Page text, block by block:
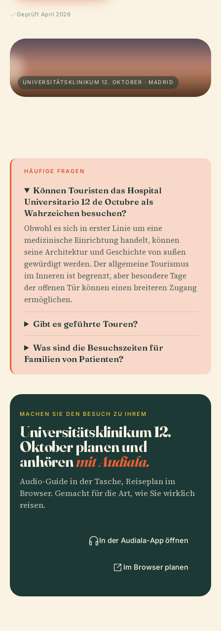
Geprüft April 2026
UNIVERSITÄTSKLINIKUM 12. OKTOBER · MADRID
HÄUFIGE FRAGEN
Können Touristen das Hospital
Universitario 12 de Octubre als
Wahrzeichen besuchen?
Obwohl es sich in erster Linie um eine
medizinische Einrichtung handelt, können
seine Architektur und Geschichte von außen
gewürdigt werden. Der allgemeine Tourismus
im Inneren ist begrenzt, aber besondere Tage
der offenen Tür können einen breiteren Zugang
ermöglichen.
Gibt es geführte Touren?
Was sind die Besuchszeiten für
Familien von Patienten?
MACHEN SIE DEN BESUCH ZU IHREM
Universitätsklinikum 12.
Oktober planen und
anhörenmit Audiala.
Audio-Guide in der Tasche, Reiseplan im
Browser. Gemacht für die Art, wie Sie wirklich
reisen.
In der Audiala-App öffnen
Im Browser planen